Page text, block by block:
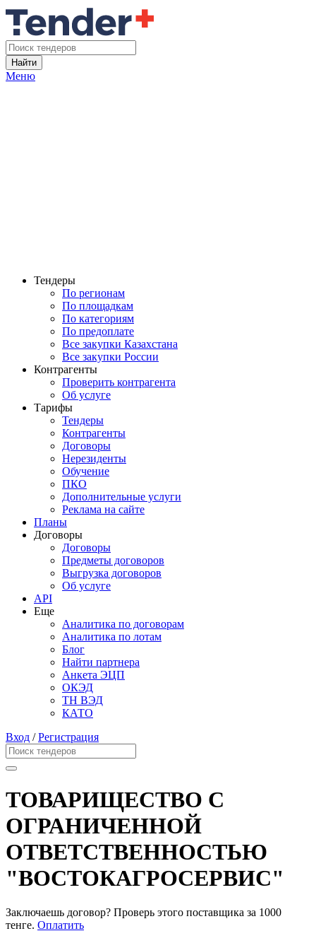
Найти
Меню
Тендеры
По регионам
По площадкам
По категориям
По предоплате
Все закупки Казахстана
Все закупки России
Контрагенты
Проверить контрагента
Об услуге
Тарифы
Тендеры
Контрагенты
Договоры
Нерезиденты
Обучение
ПКО
Дополнительные услуги
Реклама на сайте
Планы
Договоры
Договоры
Предметы договоров
Выгрузка договоров
Об услуге
API
Еще
Аналитика по договорам
Аналитика по лотам
Блог
Найти партнера
Анкета ЭЦП
ОКЭД
ТН ВЭД
КАТО
Вход /Регистрация
ТОВАРИЩЕСТВО С
ОГРАНИЧЕННОЙ
ОТВЕТСТВЕННОСТЬЮ
"ВОСТОКАГРОСЕРВИС"
Заключаешь договор? Проверь этого поставщика за 1000
тенге. Оплатить